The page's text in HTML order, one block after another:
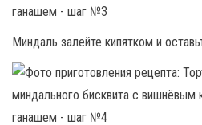
Миндаль залейте кипятком и